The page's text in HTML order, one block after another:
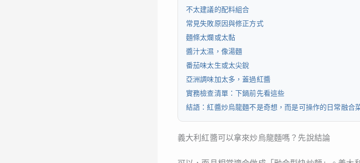
不太建議的配料組合
常見失敗原因與修正方式
麵條太爛或太黏
醬汁太濕，像湯麵
番茄味太生或太尖銳
亞洲調味加太多，蓋過紅醬
實務檢查清單：下鍋前先看這些
結語：紅醬炒烏龍麵不是奇想，而是可操作的日常融合
義大利紅醬可以拿來炒烏龍麵嗎？先說結論